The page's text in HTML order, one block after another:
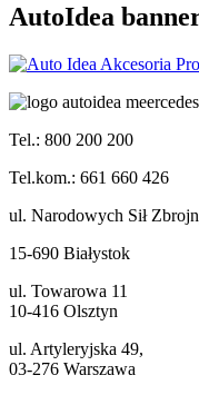
AutoIdea
Tel.: 800 200 200
Tel.kom.: 661 660 426
ul. Narodowych Sił
15-690 Białystok
ul. Towarowa 11
10-416 Olsztyn
ul. Artyleryjska 49,
03-276 Warszawa